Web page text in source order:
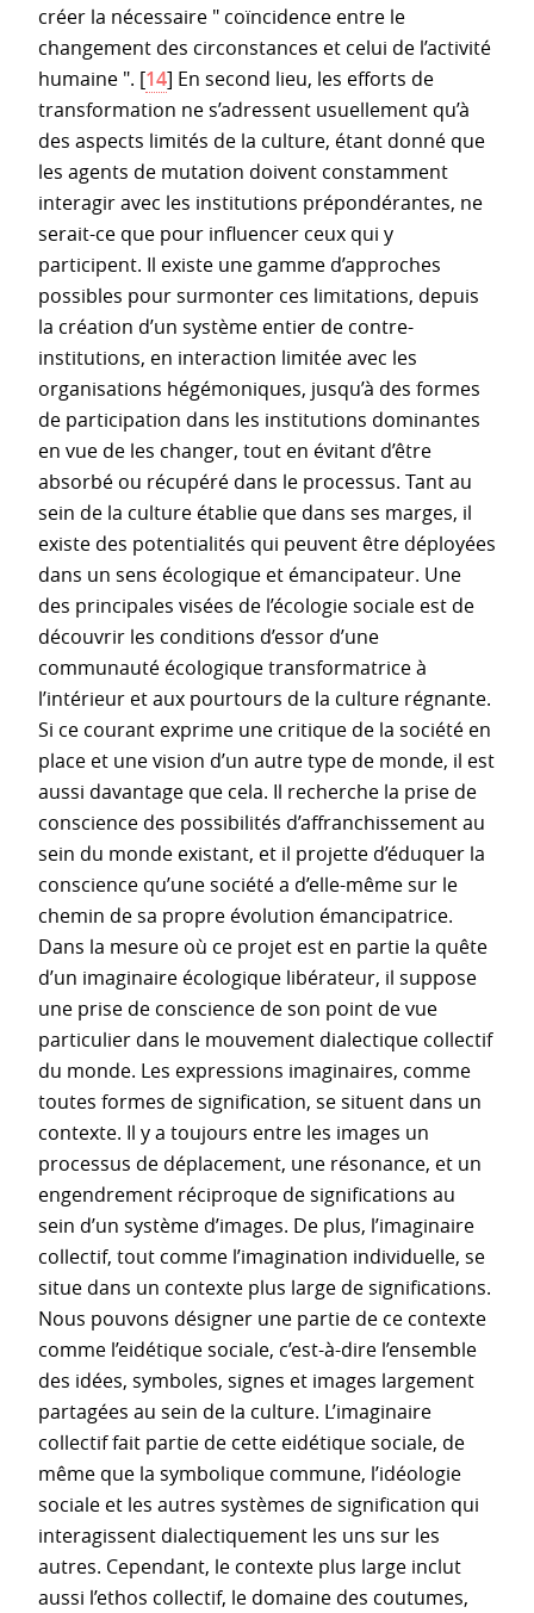
créer la nécessaire " coïncidence entre le
changement des circonstances et celui de l’activité
humaine ". [14] En second lieu, les efforts de
transformation ne s’adressent usuellement qu’à
des aspects limités de la culture, étant donné que
les agents de mutation doivent constamment
interagir avec les institutions prépondérantes, ne
serait-ce que pour influencer ceux qui y
participent. Il existe une gamme d’approches
possibles pour surmonter ces limitations, depuis
la création d’un système entier de contre-
institutions, en interaction limitée avec les
organisations hégémoniques, jusqu’à des formes
de participation dans les institutions dominantes
en vue de les changer, tout en évitant d’être
absorbé ou récupéré dans le processus. Tant au
sein de la culture établie que dans ses marges, il
existe des potentialités qui peuvent être déployées
dans un sens écologique et émancipateur. Une
des principales visées de l’écologie sociale est de
découvrir les conditions d’essor d’une
communauté écologique transformatrice à
l’intérieur et aux pourtours de la culture régnante.
Si ce courant exprime une critique de la société en
place et une vision d’un autre type de monde, il est
aussi davantage que cela. Il recherche la prise de
conscience des possibilités d’affranchissement au
sein du monde existant, et il projette d’éduquer la
conscience qu’une société a d’elle-même sur le
chemin de sa propre évolution émancipatrice.
Dans la mesure où ce projet est en partie la quête
d’un imaginaire écologique libérateur, il suppose
une prise de conscience de son point de vue
particulier dans le mouvement dialectique collectif
du monde. Les expressions imaginaires, comme
toutes formes de signification, se situent dans un
contexte. Il y a toujours entre les images un
processus de déplacement, une résonance, et un
engendrement réciproque de significations au
sein d’un système d’images. De plus, l’imaginaire
collectif, tout comme l’imagination individuelle, se
situe dans un contexte plus large de significations.
Nous pouvons désigner une partie de ce contexte
comme l’eidétique sociale, c’est-à-dire l’ensemble
des idées, symboles, signes et images largement
partagées au sein de la culture. L’imaginaire
collectif fait partie de cette eidétique sociale, de
même que la symbolique commune, l’idéologie
sociale et les autres systèmes de signification qui
interagissent dialectiquement les uns sur les
autres. Cependant, le contexte plus large inclut
aussi l’ethos collectif, le domaine des coutumes,